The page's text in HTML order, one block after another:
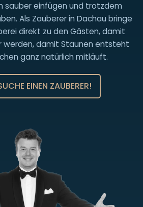
sauber einfügen und trotzdem
Als Zauberer in Dachau bringe
direkt zu den Gästen, damit
werden, damit Staunen entsteht
ganz natürlich mitläuft.
EINEN ZAUBERER!